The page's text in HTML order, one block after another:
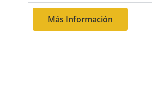
Más Información